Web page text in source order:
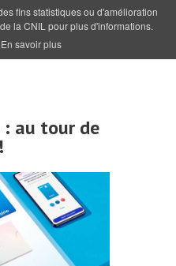
: au tour de
fins statistiques ou d'amélioration
la CNIL pour plus d'informations.
En savoir plus